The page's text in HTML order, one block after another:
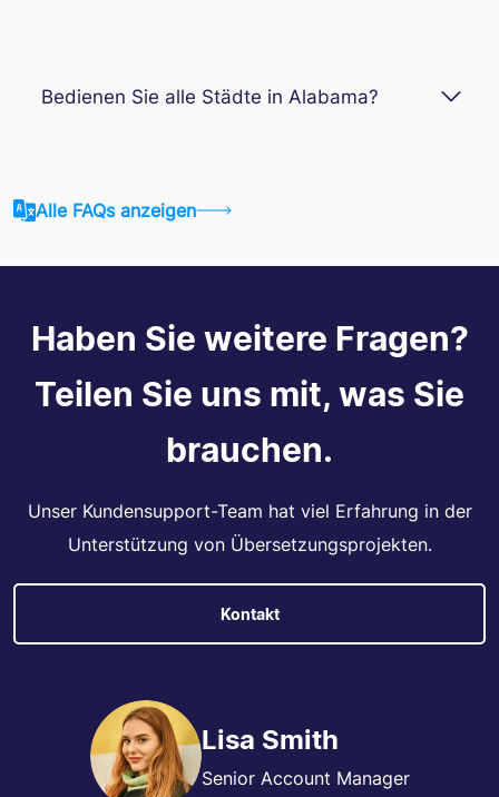
Bedienen Sie alle Städte in Alabama?
Alle FAQs anzeigen
Haben Sie weitere Fragen?
Teilen Sie uns mit, was Sie
brauchen.
Unser Kundensupport-Team hat viel Erfahrung in der
Unterstützung von Übersetzungsprojekten.
Kontakt
Lisa Smith
Senior Account Manager